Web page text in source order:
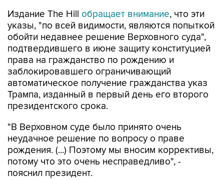
Издание The Hill обращает внимание, что эти
указы, "по всей видимости, являются попыткой
обойти недавнее решение Верховного суда",
подтвердившего в июне защиту конституцией
права на гражданство по рождению и
заблокировавшего ограничивающий
автоматическое получение гражданства указ
Трампа, изданный в первый день его второго
президентского срока.
"В Верховном суде было принято очень
неудачное решение по вопросу о праве
рождения. (...) Поэтому мы вносим коррективы,
потому что это очень несправедливо", -
пояснил президент.